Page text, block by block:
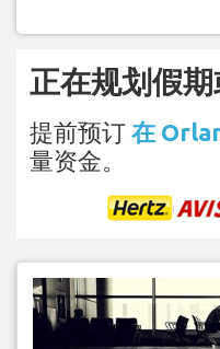
正在规划假
提前预订 在
量资金。